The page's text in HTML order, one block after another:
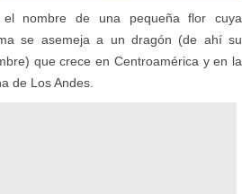
el nombre de una pequeña flor cuya
se asemeja a un dragón (de ahí su
que crece en Centroamérica y en la
de Los Andes.